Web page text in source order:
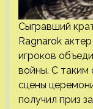
Сыгравший
Ragnarok
игроков
войны. С
сцены
получил приз